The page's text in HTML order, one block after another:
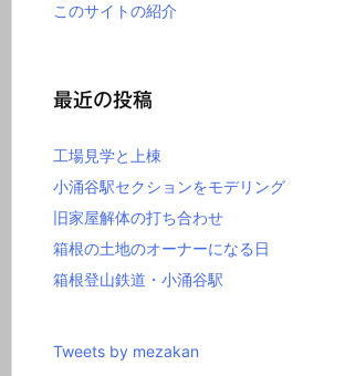
このサイトの紹介
最近の投稿
工場見学と上棟
小涌谷駅セクションをモデリング
旧家屋解体の打ち合わせ
箱根の土地のオーナーになる日
箱根登山鉄道・小涌谷駅
Tweets by mezakan